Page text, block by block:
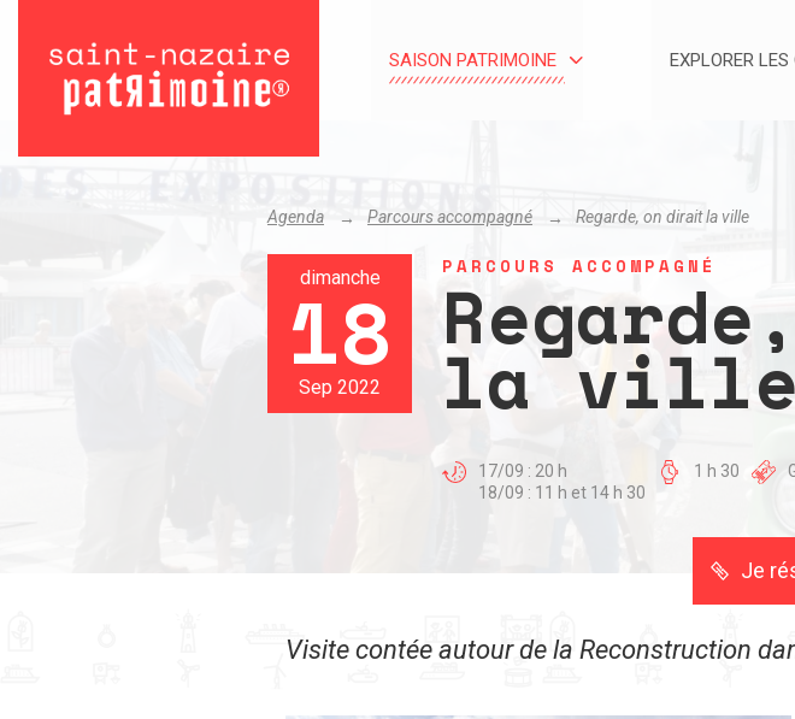
SAISON PATRIMOINE EXPLORER
Agenda Parcours accompagné Regarde, on dirait la ville
dimanche
18
Sep 2022
PARCOURS ACCOMPAGNÉ
la ville
17/09 : 20 h
18/09 : 11 h et 14 h 30
1 h 30
Je
Visite contée autour de la Reconstruction